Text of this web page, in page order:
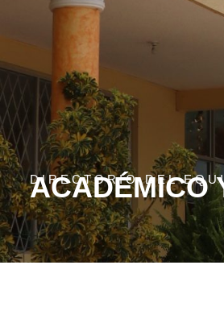
DIRECTORIO DEL
ACADÉMICO